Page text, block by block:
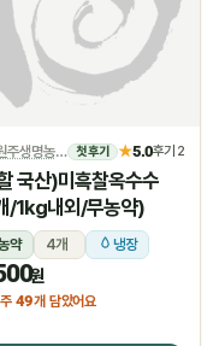
(주)원주생명농업 첫 후기 ★5.0후기 2
국산)미흑찰옥수수
/1kg내외/무농약)
약 4개 냉장
원
49개 담았어요